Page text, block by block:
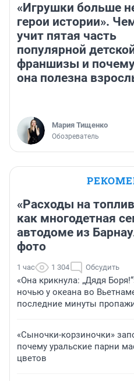
«Игрушки больше
герои истории».
учит пятая часть
популярной
франшизы и
она полезна
Мария Тищенко
Обозреватель
«Расходы на
как многодетная
автодоме из
фото
1 час 1 304 Обсудить
«Она крикнула: „Дядя
ночью у океана во
последние минуты
«Сыночки-корзиночки»
почему уральские парни
цветов